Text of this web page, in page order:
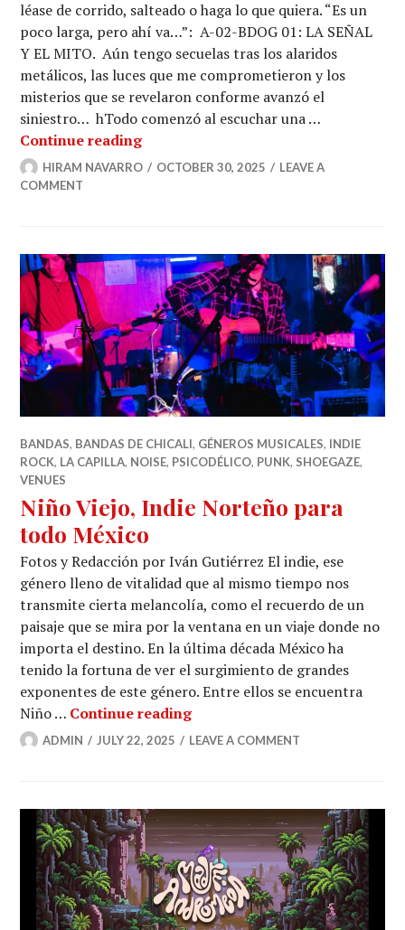
léase de corrido, salteado o haga lo que quiera. “Es un
poco larga, pero ahí va…”: A-02-BDOG 01: LA SEÑAL
Y EL MITO. Aún tengo secuelas tras los alaridos
metálicos, las luces que me comprometieron y los
misterios que se revelaron conforme avanzó el
siniestro… hTodo comenzó al escuchar una …
Continue readingEL DESCENSO DE ORION RISE:
HIRAM NAVARRO OCTOBER 30, 2025
LEAVE A
COMMENT
BANDAS, BANDAS DE CHICALI, GÉNEROS MUSICALES, INDIE
ROCK, LA CAPILLA, NOISE, PSICODÉLICO, PUNK, SHOEGAZE,
VENUES
Niño Viejo, Indie Norteño para
todo México
Fotos y Redacción por Iván Gutiérrez El indie, ese
género lleno de vitalidad que al mismo tiempo nos
transmite cierta melancolía, como el recuerdo de un
paisaje que se mira por la ventana en un viaje donde no
importa el destino. En la última década México ha
tenido la fortuna de ver el surgimiento de grandes
exponentes de este género. Entre ellos se encuentra
Niño … Continue readingNiño Viejo, Indie Norteño
ADMIN JULY 22, 2025 LEAVE A COMMENT